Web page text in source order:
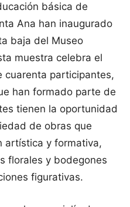
básica de
Ana han inaugurado
baja del Museo
muestra celebra el
cuarenta participantes,
han formado parte de
tienen la oportunidad
de obras que
artística y formativa,
florales y bodegones
figurativas.